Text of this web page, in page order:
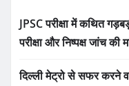
JPSC परीक्षा में कथित
परीक्षा और निष्पक्ष जांच की
दिल्ली मेट्रो से सफर करने